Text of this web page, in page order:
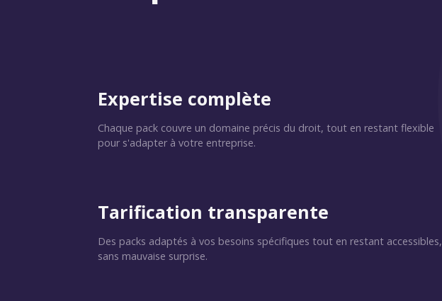
Expertise complète
Chaque pack couvre un domaine précis du droit, tout en restant flexible
pour s'adapter à votre entreprise.
Tarification transparente
Des packs adaptés à vos besoins spécifiques tout en restant accessibles,
sans mauvaise surprise.